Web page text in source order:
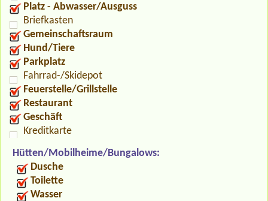
Platz - Abwasser/Ausguss
Briefkasten
Gemeinschaftsraum
Hund/Tiere
Parkplatz
Fahrrad-/Skidepot
Feuerstelle/Grillstelle
Restaurant
Geschäft
Kreditkarte
Hütten/Mobilheime/Bungalows:
Dusche
Toilette
Wasser